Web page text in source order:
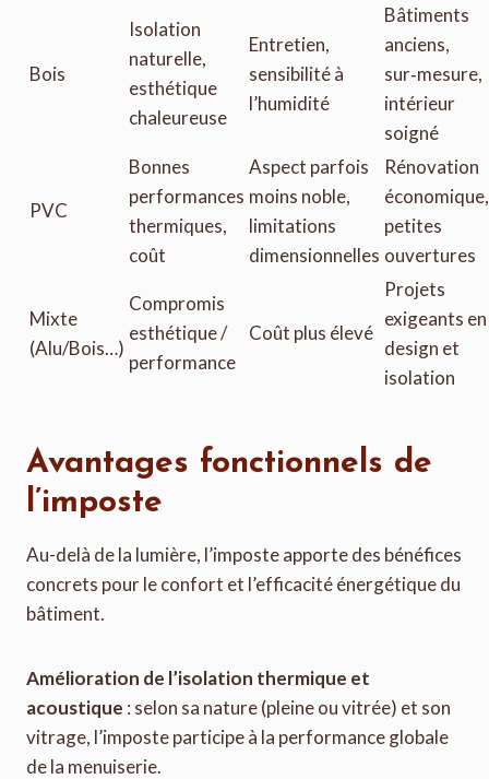
Bois
Isolation
naturelle,
esthétique
chaleureuse
Entretien,
sensibilité à
l’humidité
Bâtiments
anciens,
sur‑mesure,
intérieur
soigné
PVC
Bonnes
performances
thermiques,
coût
Aspect parfois
moins noble,
limitations
dimensionnelles
Rénovation
économique,
petites
ouvertures
Mixte
(Alu/Bois…)
Compromis
esthétique /
performance
Coût plus élevé
Projets
exigeants en
design et
isolation
Avantages fonctionnels de
l’imposte
Au-delà de la lumière, l’imposte apporte des bénéfices
concrets pour le confort et l’efficacité énergétique du
bâtiment.
Amélioration de l’isolation thermique et
acoustique : selon sa nature (pleine ou vitrée) et son
vitrage, l’imposte participe à la performance globale
de la menuiserie.